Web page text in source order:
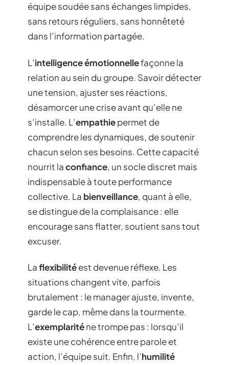
équipe soudée sans échanges limpides,
sans retours réguliers, sans honnêteté
dans l’information partagée.
L’intelligence émotionnellefaçonne la
relation au sein du groupe. Savoir détecter
une tension, ajuster ses réactions,
désamorcer une crise avant qu’elle ne
s’installe. L’empathiepermet de
comprendre les dynamiques, de soutenir
chacun selon ses besoins. Cette capacité
nourrit laconfiance, un socle discret mais
indispensable à toute performance
collective. La bienveillance, quant à elle,
se distingue de la complaisance : elle
encourage sans flatter, soutient sans tout
excuser.
Laflexibilitéest devenue réflexe. Les
situations changent vite, parfois
brutalement : le manager ajuste, invente,
garde le cap, même dans la tourmente.
L’exemplariténe trompe pas : lorsqu’il
existe une cohérence entre parole et
action, l’équipe suit. Enfin, l’humilité